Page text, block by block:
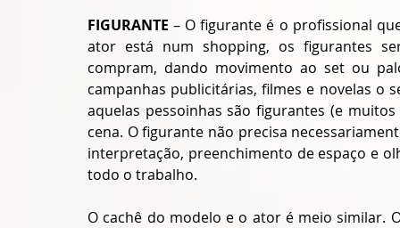
FIGURANTE – O figurante é o profissional
ator está num shopping, os figurantes
compram, dando movimento ao set ou
campanhas publicitárias, filmes e novelas o
aquelas pessoinhas são figurantes (e
cena. O figurante não precisa
interpretação, preenchimento de espaço e
todo o trabalho.
O cachê do modelo e o ator é meio similar.